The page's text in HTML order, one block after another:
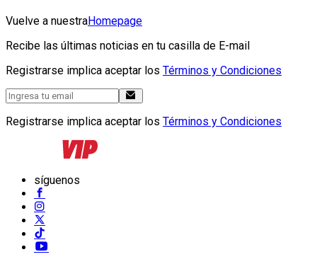
Vuelve a nuestraHomepage
Recibe las últimas noticias en tu casilla de E-mail
Registrarse implica aceptar los Términos y Condiciones
Registrarse implica aceptar los Términos y Condiciones
síguenos